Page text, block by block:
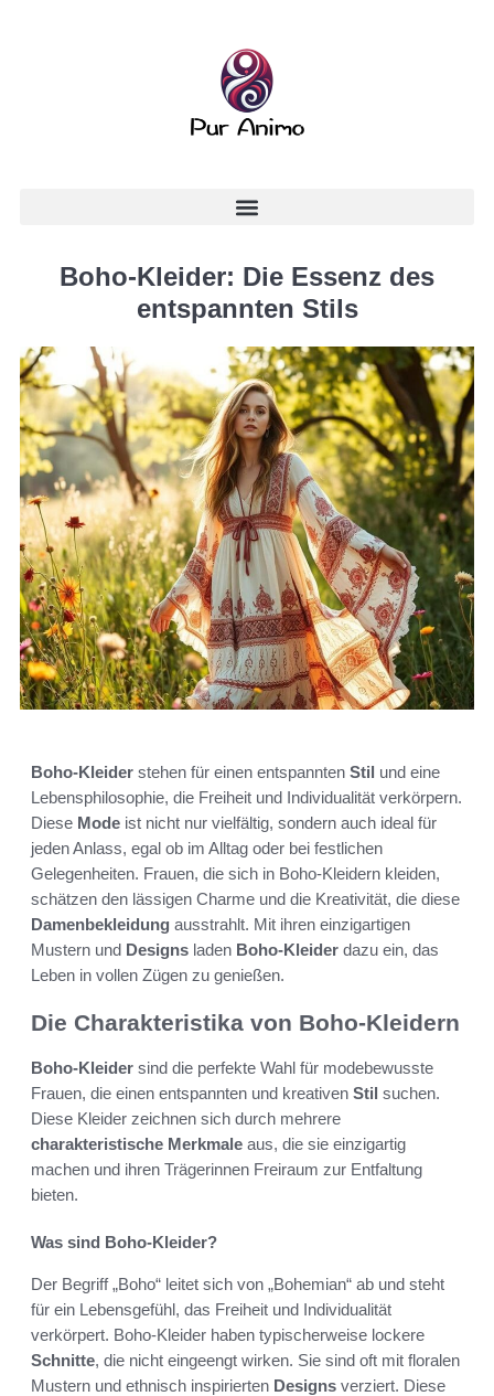
Boho-Kleider: Die Essenz des
entspannten Stils
Boho-Kleider stehen für einen entspannten Stil und eine
Lebensphilosophie, die Freiheit und Individualität verkörpern.
Diese Mode ist nicht nur vielfältig, sondern auch ideal für
jeden Anlass, egal ob im Alltag oder bei festlichen
Gelegenheiten. Frauen, die sich in Boho-Kleidern kleiden,
schätzen den lässigen Charme und die Kreativität, die diese
Damenbekleidung ausstrahlt. Mit ihren einzigartigen
Mustern und Designs laden Boho-Kleider dazu ein, das
Leben in vollen Zügen zu genießen.
Die Charakteristika von Boho-Kleidern
Boho-Kleider sind die perfekte Wahl für modebewusste
Frauen, die einen entspannten und kreativen Stil suchen.
Diese Kleider zeichnen sich durch mehrere
charakteristische Merkmale aus, die sie einzigartig
machen und ihren Trägerinnen Freiraum zur Entfaltung
bieten.
Was sind Boho-Kleider?
Der Begriff „Boho“ leitet sich von „Bohemian“ ab und steht
für ein Lebensgefühl, das Freiheit und Individualität
verkörpert. Boho-Kleider haben typischerweise lockere
Schnitte, die nicht eingeengt wirken. Sie sind oft mit floralen
Mustern und ethnisch inspirierten Designs verziert. Diese